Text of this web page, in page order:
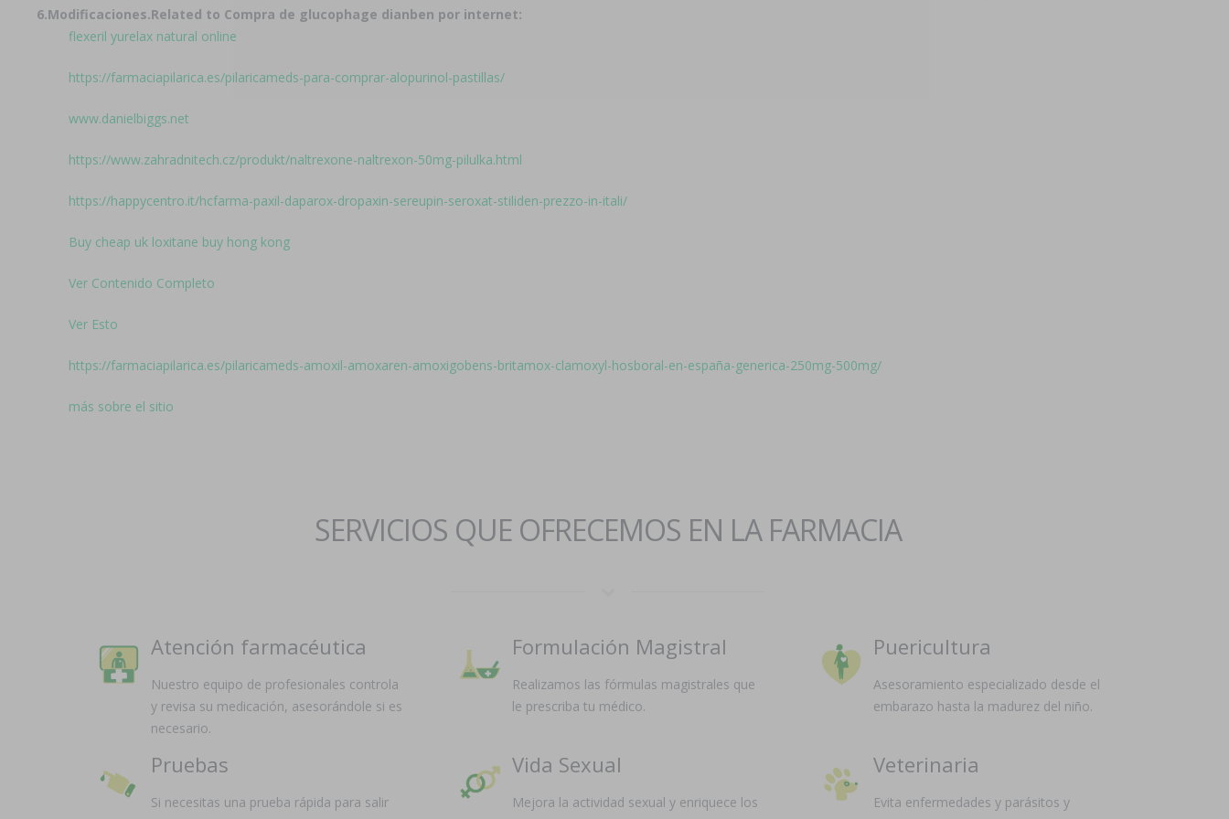
6.Modificaciones.Related to Compra de glucophage dianben por internet:
flexeril yurelax natural online
https://farmaciapilarica.es/pilaricameds-para-comprar-alopurinol-pastillas/
www.danielbiggs.net
https://www.zahradnitech.cz/produkt/naltrexone-naltrexon-50mg-pilulka.html
https://happycentro.it/hcfarma-paxil-daparox-dropaxin-sereupin-seroxat-stiliden-prezzo-in-itali/
Buy cheap uk loxitane buy hong kong
Ver Contenido Completo
Ver Esto
https://farmaciapilarica.es/pilaricameds-amoxil-amoxaren-amoxigobens-britamox-clamoxyl-hosboral-en-españa-generica-250mg-500mg/
más sobre el sitio
SERVICIOS QUE OFRECEMOS EN LA FARMACIA
Atención farmacéutica
Nuestro equipo de profesionales controla
y revisa su medicación, asesorándole si es
necesario.
Formulación Magistral
Realizamos las fórmulas magistrales que
le prescriba tu médico.
Puericultura
Asesoramiento especializado desde el
embarazo hasta la madurez del niño.
Pruebas
Si necesitas una prueba rápida para salir
Vida Sexual
Mejora la actividad sexual y enriquece los
Veterinaria
Evita enfermedades y parásitos y